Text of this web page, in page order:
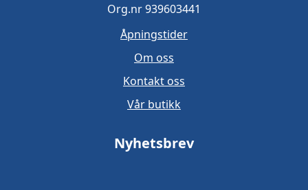
Org.nr 939603441
Åpningstider
Om oss
Kontakt oss
Vår butikk
Nyhetsbrev